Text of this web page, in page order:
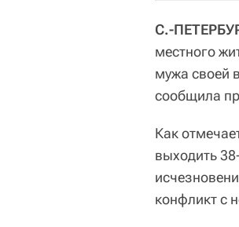
С.-
местного
мужа своей
сообщила
Как
выходить
конфликт с